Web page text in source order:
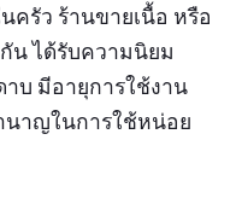
รัว ร้านขายเนื้อ หรือ
น ได้รับความนิยม
าบ มีอายุการใช้งาน
นาญในการใช้หน่อย